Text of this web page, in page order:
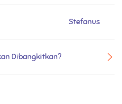
Dibangkitkan?
Stefanus